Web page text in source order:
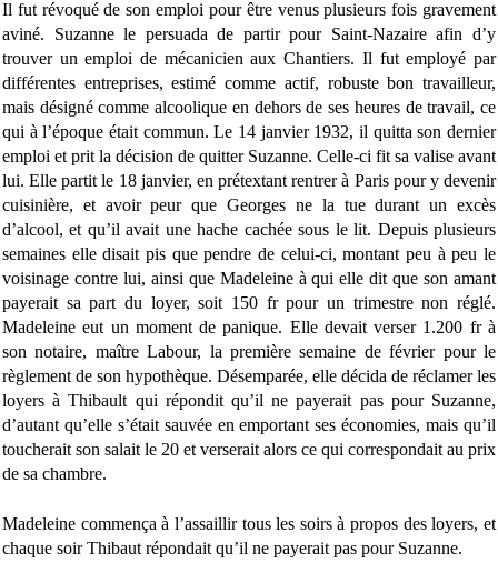
Il fut révoqué de son emploi pour être venus plusieurs fois gravement
aviné. Suzanne le persuada de partir pour Saint-Nazaire afin d’y
trouver un emploi de mécanicien aux Chantiers. Il fut employé par
différentes entreprises, estimé comme actif, robuste bon travailleur,
mais désigné comme alcoolique en dehors de ses heures de travail, ce
qui à l’époque était commun. Le 14 janvier 1932, il quitta son dernier
emploi et prit la décision de quitter Suzanne. Celle-ci fit sa valise avant
lui. Elle partit le 18 janvier, en prétextant rentrer à Paris pour y devenir
cuisinière, et avoir peur que Georges ne la tue durant un excès
d’alcool, et qu’il avait une hache cachée sous le lit. Depuis plusieurs
semaines elle disait pis que pendre de celui-ci, montant peu à peu le
voisinage contre lui, ainsi que Madeleine à qui elle dit que son amant
payerait sa part du loyer, soit 150 fr pour un trimestre non réglé.
Madeleine eut un moment de panique. Elle devait verser 1.200 fr à
son notaire, maître Labour, la première semaine de février pour le
règlement de son hypothèque. Désemparée, elle décida de réclamer les
loyers à Thibault qui répondit qu’il ne payerait pas pour Suzanne,
d’autant qu’elle s’était sauvée en emportant ses économies, mais qu’il
toucherait son salait le 20 et verserait alors ce qui correspondait au prix
de sa chambre.
Madeleine commença à l’assaillir tous les soirs à propos des loyers, et
chaque soir Thibaut répondait qu’il ne payerait pas pour Suzanne.